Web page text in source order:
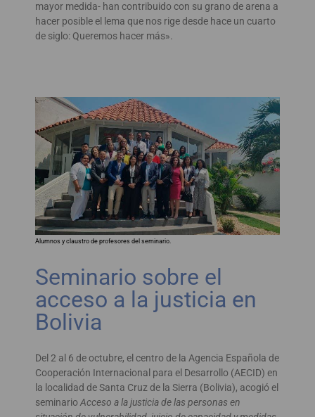
mayor medida- han contribuido con su grano de arena a
hacer posible el lema que nos rige desde hace un cuarto
de siglo: Queremos hacer más».
Alumnos y claustro de profesores del seminario.
Seminario sobre el
acceso a la justicia en
Bolivia
Del 2 al 6 de octubre, el centro de la Agencia Española de
Cooperación Internacional para el Desarrollo (AECID) en
la localidad de Santa Cruz de la Sierra (Bolivia), acogió el
seminario Acceso a la justicia de las personas en